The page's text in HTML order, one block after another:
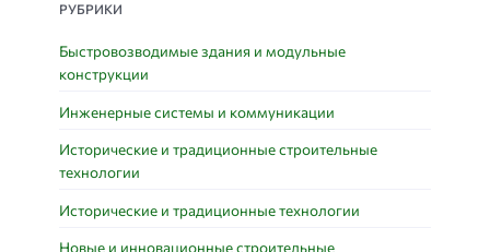
РУБРИКИ
Быстровозводимые здания и модульные
конструкции
Инженерные системы и коммуникации
Исторические и традиционные строительные
технологии
Исторические и традиционные технологии
Новые и инновационные строительные